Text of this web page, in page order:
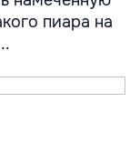
пиара на